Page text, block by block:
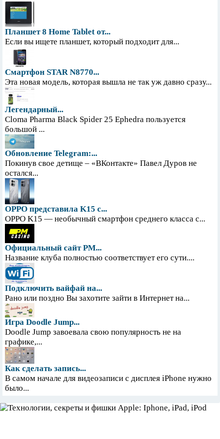
Планшет 8 Home Tablet от...
Если вы ищете планшет, который подходит для...
Смартфон STAR N8770...
Эта новая модель, которая вышла не так уж давно сразу...
Легендарный...
Cloma Pharma Black Spider 25 Ephedra пользуется
большой ...
Обновление Telegram:...
Покинув свое детище – «ВКонтакте» Павел Дуров не
остался...
OPPO представила K15 с...
OPPO K15 — необычный смартфон среднего класса с...
Официальный сайт PM...
Название клуба полностью соответствует его сути....
Подключить вайфай на...
Рано или поздно Вы захотите зайти в Интернет на...
Игра Doodle Jump...
Doodle Jump завоевала свою популярность не на
графике,...
Как сделать запись...
В самом начале для видеозаписи с дисплея iPhone нужно
было...